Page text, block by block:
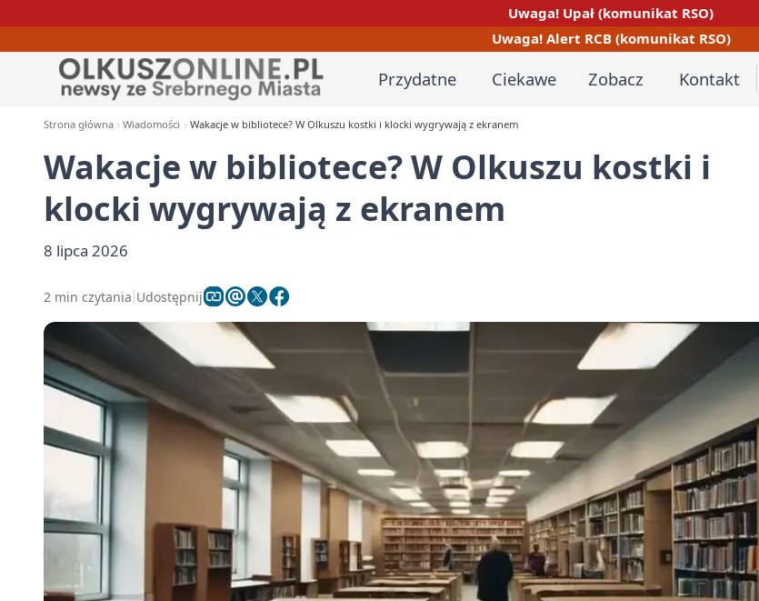
Uwaga! Upał (komunikat RSO)
Uwaga! Alert RCB (komunikat RSO)
Przydatne Ciekawe Zobacz Kontakt
Strona główna Wiadomości Wakacje w bibliotece? W Olkuszu kostki i klocki wygrywają z ekranem
Wakacje w bibliotece? W Olkuszu kostki i
klocki wygrywają z ekranem
8 lipca 2026
2 min czytania Udostępnij